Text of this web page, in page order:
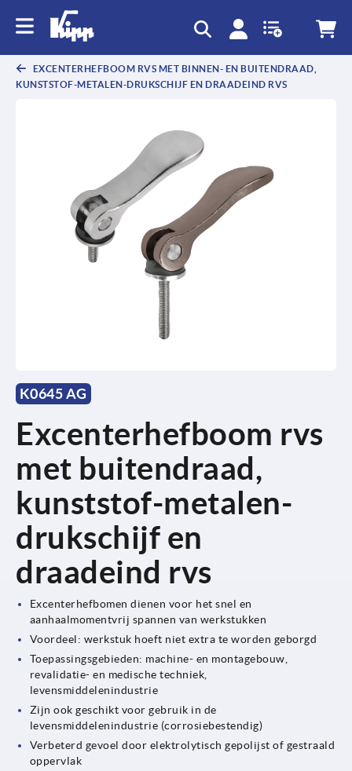
EXCENTERHEFBOOM RVS MET BINNEN- EN BUITENDRAAD,
KUNSTSTOF-METALEN-DRUKSCHIJF EN DRAADEIND RVS
K0645 AG
Excenterhefboom rvs
met buitendraad,
kunststof-metalen-
drukschijf en
draadeind rvs
Excenterhefbomen dienen voor het snel en
aanhaalmomentvrij spannen van werkstukken
Voordeel: werkstuk hoeft niet extra te worden geborgd
Toepassingsgebieden: machine- en montagebouw,
revalidatie- en medische techniek,
levensmiddelenindustrie
Zijn ook geschikt voor gebruik in de
levensmiddelenindustrie (corrosiebestendig)
Verbeterd gevoel door elektrolytisch gepolijst of gestraald
oppervlak